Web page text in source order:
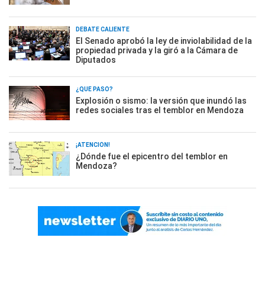
DEBATE CALIENTE
El Senado aprobó la ley de inviolabilidad de la
propiedad privada y la giró a la Cámara de
Diputados
¿QUÉ PASÓ?
Explosión o sismo: la versión que inundó las
redes sociales tras el temblor en Mendoza
¡ATENCIÓN!
¿Dónde fue el epicentro del temblor en
Mendoza?